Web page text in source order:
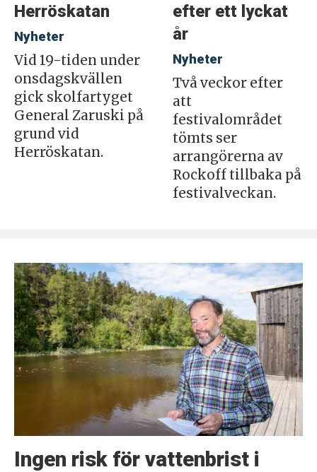
Herröskatan
Nyheter
Vid 19-tiden under
onsdagskvällen
gick skolfartyget
General Zaruski på
grund vid
Herröskatan.
efter ett lyckat
år
Nyheter
Två veckor efter
att
festivalområdet
tömts ser
arrangörerna av
Rockoff tillbaka på
festivalveckan.
Ingen risk för vattenbrist i